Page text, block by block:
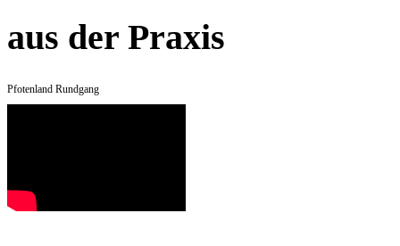
aus der Praxis
Pfotenland Rundgang